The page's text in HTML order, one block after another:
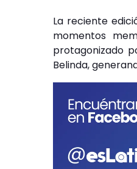
La reciente
momentos
protagonizado
Belinda,